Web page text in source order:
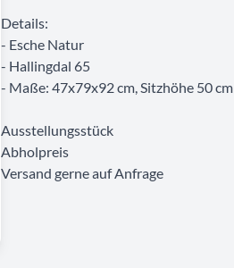
Details:
- Esche Natur
- Hallingdal 65
- Maße: 47x79x92 cm, Sitzhöhe 50 cm
Ausstellungsstück
Abholpreis
Versand gerne auf Anfrage